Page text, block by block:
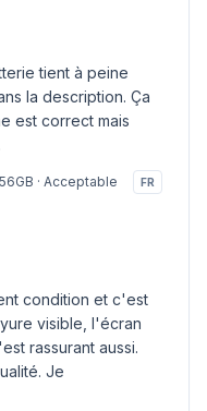
tient à peine
la description. Ça
est correct mais
· Acceptable FR
condition et c'est
visible, l'écran
rassurant aussi.
Je